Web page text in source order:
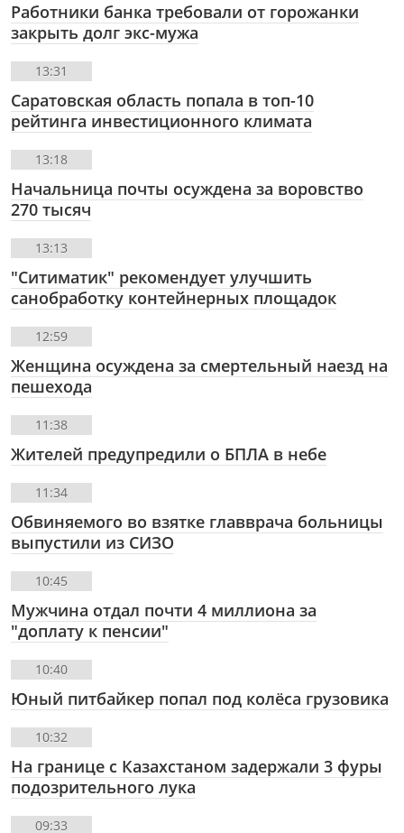
Работники банка требовали от горожанки
закрыть долг экс-мужа
13:31
Саратовская область попала в топ-10
рейтинга инвестиционного климата
13:18
Начальница почты осуждена за воровство
270 тысяч
13:13
"Ситиматик" рекомендует улучшить
санобработку контейнерных площадок
12:59
Женщина осуждена за смертельный наезд на
пешехода
11:38
Жителей предупредили о БПЛА в небе
11:34
Обвиняемого во взятке главврача больницы
выпустили из СИЗО
10:45
Мужчина отдал почти 4 миллиона за
"доплату к пенсии"
10:40
Юный питбайкер попал под колёса грузовика
10:32
На границе с Казахстаном задержали 3 фуры
подозрительного лука
09:33